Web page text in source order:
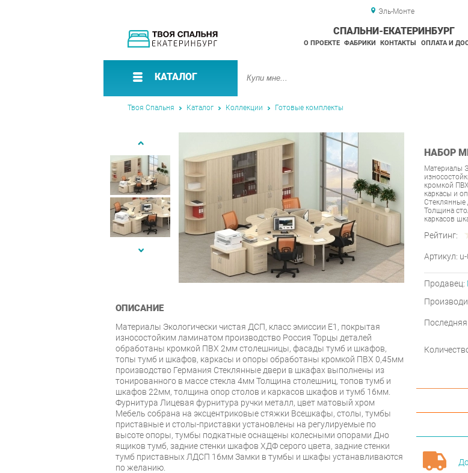
Эль-Монте
СПАЛЬНИ-ЕКАТЕРИНБУРГ
О ПРОЕКТЕ ФАБРИКИ КОНТАКТЫ ОПЛАТА И
КАТАЛОГ
Твоя Спальня Каталог Коллекции Готовые комплекты
НАБОР
Материалы
кромкой
каркасы и
Стеклянные
Толщина
каркасов
Рейтинг:
Артикул:
Продавец:
Последняя
ОПИСАНИЕ
Материалы Экологически чистая ДСП, класс эмиссии Е1, покрытая
износостойким ламинатом производство Россия Торцы деталей
обработаны кромкой ПВХ 2мм столешницы, фасады тумб и шкафов,
топы тумб и шкафов, каркасы и опоры обработаны кромкой ПВХ 0,45мм
производство Германия Стеклянные двери в шкафах выполнены из
тонированного в массе стекла 4мм Толщина столешниц, топов тумб и
шкафов 22мм, толщина опор столов и каркасов шкафов и тумб 16мм.
Фурнитура Лицевая фурнитура ручки металл, цвет матовый хром
Мебель собрана на эксцентриковые стяжки Всешкафы, столы, тумбы
приставные и столы-приставки установлены на регулируемые по
высоте опоры, тумбы подкатные оснащены колесными опорами Дно
ящиков тумб, задние стенки шкафов ХДФ серого цвета, задние стенки
тумб приставных ЛДСП 16мм Замки в тумбы и шкафы устанавливаются
по желанию.